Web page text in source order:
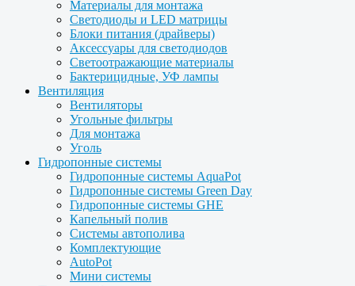
Материалы для монтажа
Светодиоды и LED матрицы
Блоки питания (драйверы)
Аксессуары для светодиодов
Светоотражающие материалы
Бактерицидные, УФ лампы
Вентиляция
Вентиляторы
Угольные фильтры
Для монтажа
Уголь
Гидропонные системы
Гидропонные системы AquaPot
Гидропонные системы Green Day
Гидропонные системы GHE
Капельный полив
Системы автополива
Комплектующие
AutoPot
Мини системы